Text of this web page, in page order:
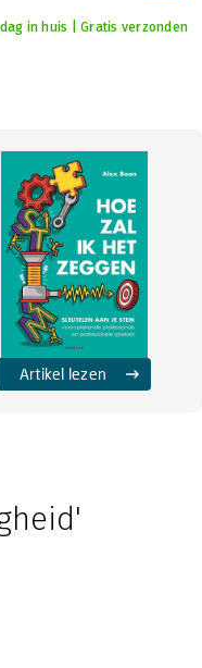
in huis | Gratis verzonden
Artikel lezen